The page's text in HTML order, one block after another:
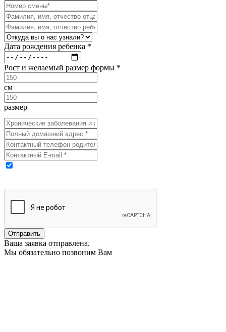
Дата рождения ребенка *
Рост и желаемый размер формы *
см
размер
Ваша заявка отправлена.
Мы обязательно позвоним Вам